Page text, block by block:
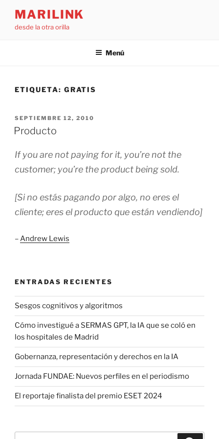
contenido
MARILINK
desde la otra orilla
Menú
ETIQUETA: GRATIS
PUBLICADO
EL
SEPTIEMBRE 12, 2010
Producto
If you are not paying for it, you’re not the
customer; you’re the product being sold.
[Si no estás pagando por algo, no eres el
cliente; eres el producto que están vendiendo]
–Andrew Lewis
ENTRADAS RECIENTES
Sesgos cognitivos y algoritmos
Cómo investigué a SERMAS GPT, la IA que se coló en
los hospitales de Madrid
Gobernanza, representación y derechos en la IA
Jornada FUNDAE: Nuevos perfiles en el periodismo
El reportaje finalista del premio ESET 2024